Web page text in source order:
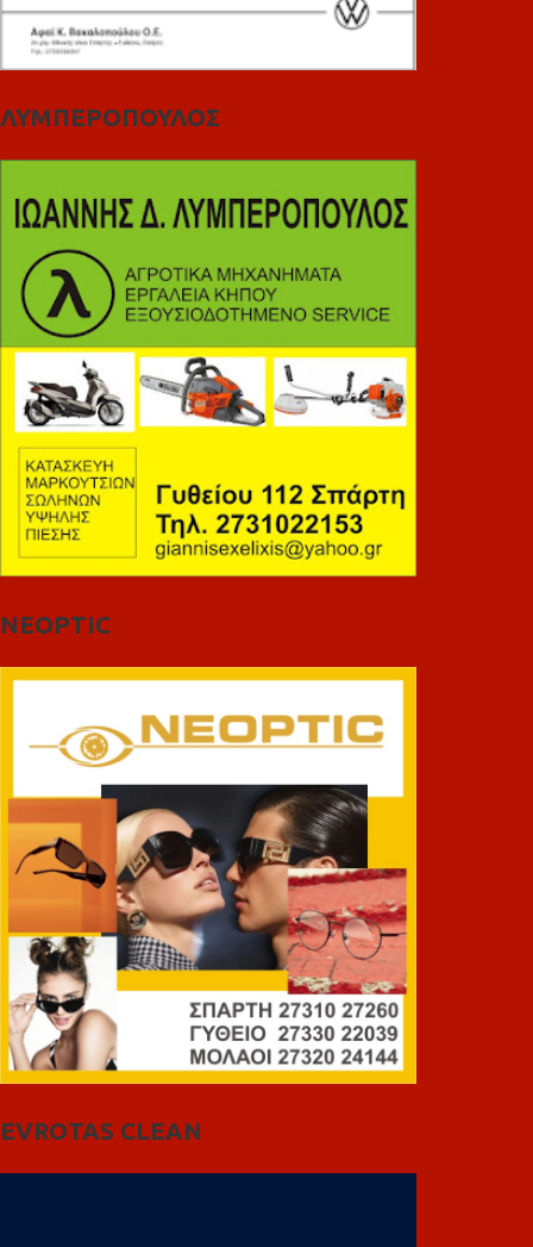
ΛΥΜΠΕΡΟΠΟΥΛΟΣ
NEOPTIC
EVROTAS CLEAN